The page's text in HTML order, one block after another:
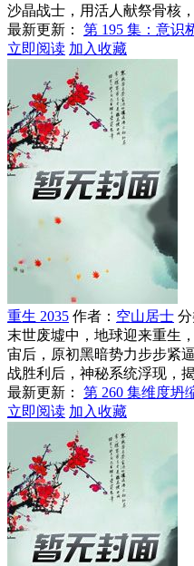
沙晶战士，用活人献祭骨核
最新更新： 第 195 集：意识
立即阅读 加入收藏
重生 2035 作者： 空山居士 分
末世废墟中，地球迎来重生
宙后，原初黑暗势力步步紧
战胜利后，神秘系统浮现，
最新更新： 第 260 集维度坍
立即阅读 加入收藏